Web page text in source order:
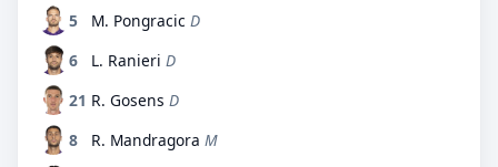
5
M. Pongracic D
6
L. Ranieri D
21 R. Gosens D
8
R. Mandragora M